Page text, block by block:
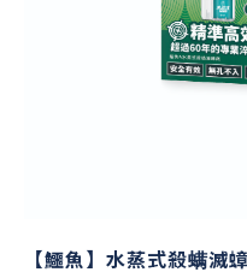
【鱷魚】水蒸式殺螨滅